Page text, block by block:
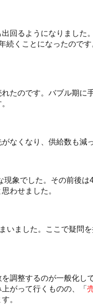
回るようになりました
続くことになったので
たのです。バブル期に
なくなり、供給数も減
象でした。その前後は
わせました。
いました。ここで疑問
調整するのが一般化し
上がって行くものの、「
。